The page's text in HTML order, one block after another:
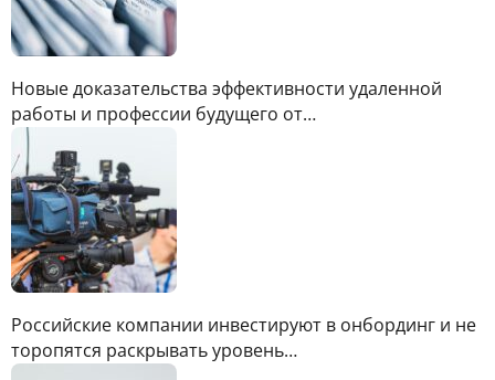
Новые доказательства эффективности удаленной
работы и профессии будущего от…
Российские компании инвестируют в онбординг и не
торопятся раскрывать уровень…